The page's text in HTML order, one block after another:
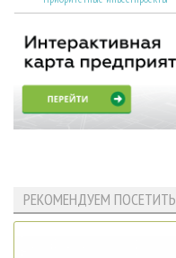
РЕКОМЕНДУЕМ ПОСЕТИТЬ